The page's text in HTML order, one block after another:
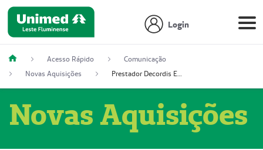
Login
Acesso Rápido
Comunicação
Novas Aquisições
Prestador Decordis Exames Cardiológicos LTDA (51004347-4)
Novas Aquisições